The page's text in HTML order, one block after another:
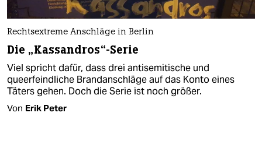
Rechtsextreme Anschläge in Berlin
Die „Kassandros“-Serie
Viel spricht dafür, dass drei antisemitische und
queerfeindliche Brandanschläge auf das Konto eines
Täters gehen. Doch die Serie ist noch größer.
Von Erik Peter